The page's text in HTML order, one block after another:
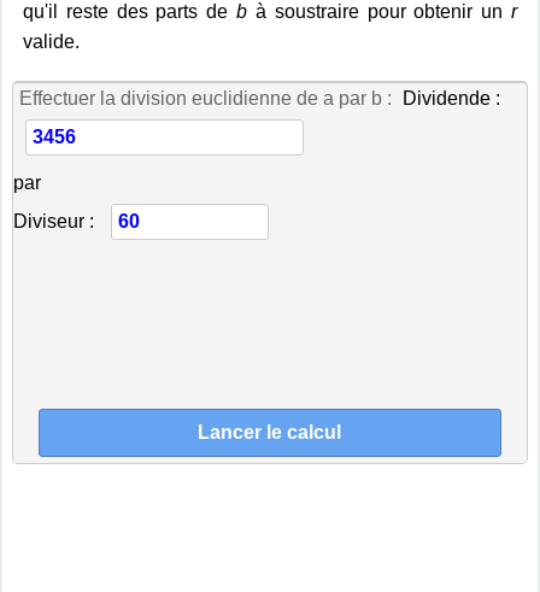
qu'il reste des parts deb à soustraire pour obtenir unr
valide.
Effectuer la division euclidienne de a par b : Dividende :
par
Diviseur :